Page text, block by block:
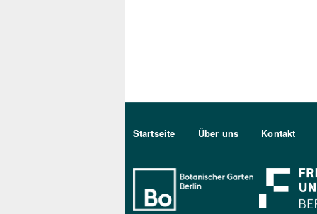
Sekundärmenu DE
Startseite Über uns Kontakt
Bo Berlin